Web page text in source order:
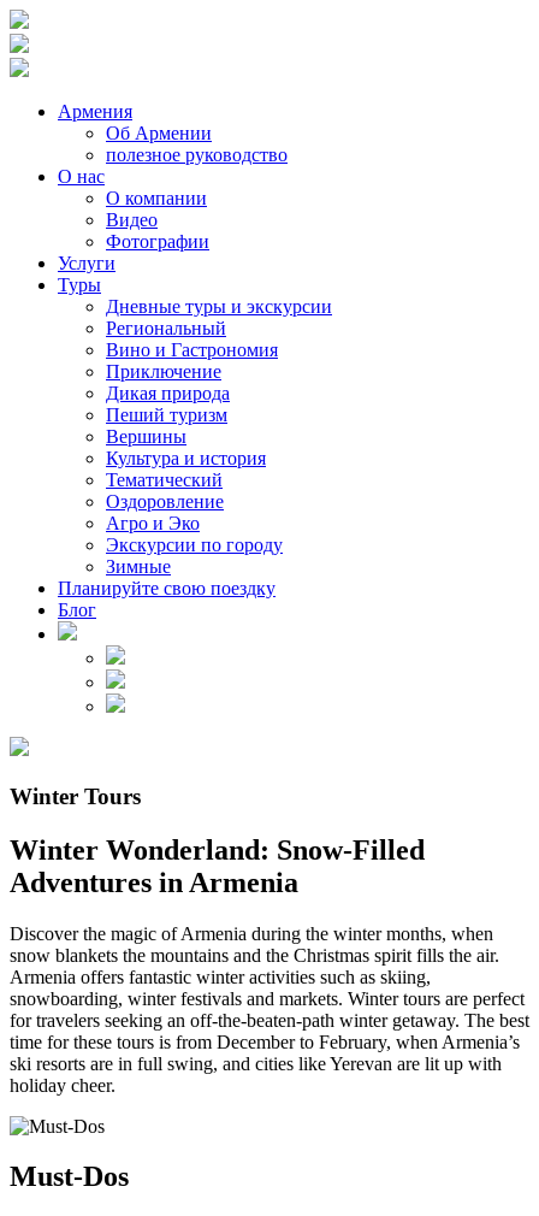
Армения
Об Армении
полезное руководство
О нас
О компании
Видео
Фотографии
Услуги
Туры
Дневные туры и экскурсии
Региональный
Вино и Гастрономия
Приключение
Дикая природа
Пеший туризм
Вершины
Культура и история
Тематический
Оздоровление
Агро и Эко
Экскурсии по городу
Зимные
Планируйте свою поездку
Блог
Winter Tours
Winter Wonderland: Snow-Filled
Adventures in Armenia
Discover the magic of Armenia during the winter months, when
snow blankets the mountains and the Christmas spirit fills the air.
Armenia offers fantastic winter activities such as skiing,
snowboarding, winter festivals and markets. Winter tours are perfect
for travelers seeking an off-the-beaten-path winter getaway. The best
time for these tours is from December to February, when Armenia’s
ski resorts are in full swing, and cities like Yerevan are lit up with
holiday cheer.
Must-Dos